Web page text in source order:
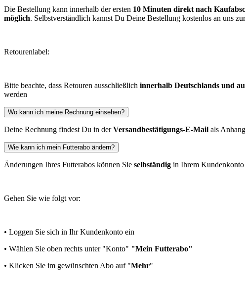
Die Bestellung kann innerhalb der ersten 10 Minuten direkt nach
möglich. Selbstverständlich kannst Du Deine Bestellung kostenlos an uns
Retourenlabel:
Bitte beachte, dass Retouren ausschließlich innerhalb Deutschlands und
werden
Wo kann ich meine Rechnung einsehen?
Deine Rechnung findest Du in derVersandbestätigungs-E-Mail als
Wie kann ich mein Futterabo ändern?
Änderungen Ihres Futterabos können Sie selbständig in Ihrem Kundenkonto
Gehen Sie wie folgt vor:
• Loggen Sie sich in Ihr Kundenkonto ein
• Wählen Sie oben rechts unter "Konto" "Mein Futterabo"
• Klicken Sie im gewünschten Abo auf "Mehr"